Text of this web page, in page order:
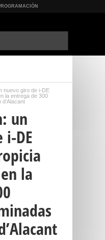
nuevo giro de i-DE
la entrega de 300
un
i-DE
la